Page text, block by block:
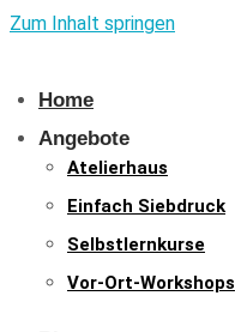
Zum Inhalt springen
Home
Angebote
Atelierhaus
Einfach Siebdruck
Selbstlernkurse
Vor-Ort-Workshops